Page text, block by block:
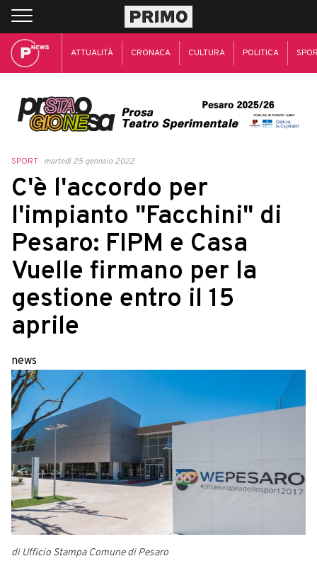
ATTUALITÀ CRONACA CULTURA POLITICA
SPORT martedì 25 gennaio 2022
C'è l'accordo per
l'impianto "Facchini" di
Pesaro: FIPM e Casa
Vuelle firmano per la
gestione entro il 15
aprile
news
di Ufficio Stampa Comune di Pesaro